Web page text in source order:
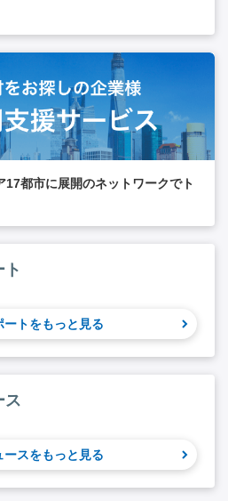
都市に展開のネットワークでト
ートをもっと見る
ス
ースをもっと見る